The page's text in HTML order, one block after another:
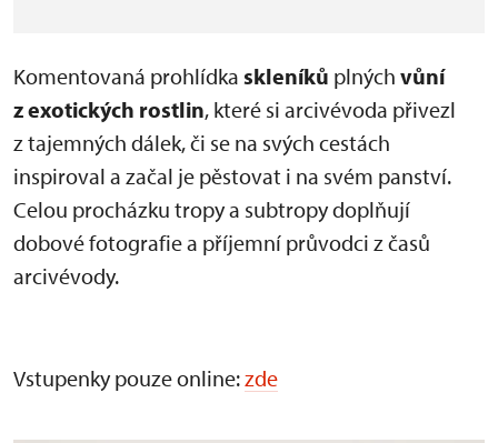
Komentovaná prohlídka skleníků plných vůní
z exotických rostlin, které si arcivévoda přivezl
z tajemných dálek, či se na svých cestách
inspiroval a začal je pěstovat i na svém panství.
Celou procházku tropy a subtropy doplňují
dobové fotografie a příjemní průvodci z časů
arcivévody.
Vstupenky pouze online:zde